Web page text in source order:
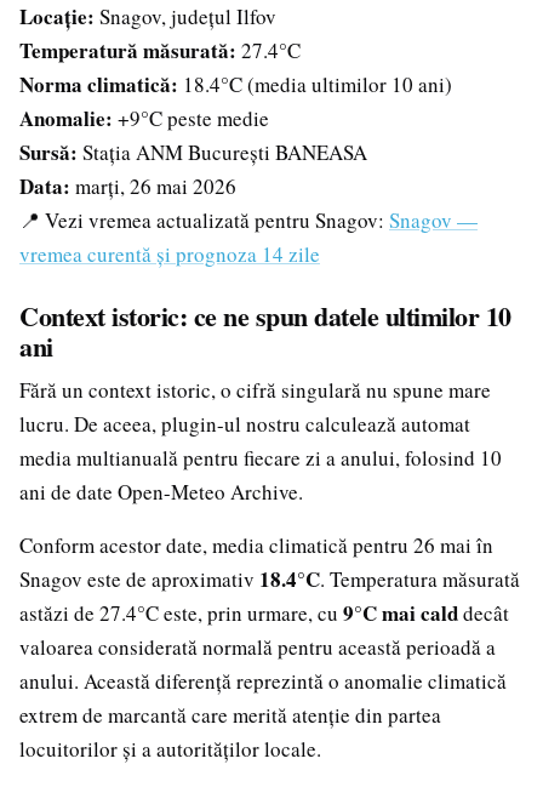
Locație: Snagov, județul Ilfov
Temperatură măsurată: 27.4°C
Norma climatică: 18.4°C (media ultimilor 10 ani)
Anomalie: +9°C peste medie
Sursă: Stația ANM București BANEASA
Data: marți, 26 mai 2026
📍 Vezi vremea actualizată pentru Snagov: Snagov —
vremea curentă și prognoza 14 zile
Context istoric: ce ne spun datele ultimilor 10
ani
Fără un context istoric, o cifră singulară nu spune mare
lucru. De aceea, plugin-ul nostru calculează automat
media multianuală pentru fiecare zi a anului, folosind 10
ani de date Open-Meteo Archive.
Conform acestor date, media climatică pentru 26 mai în
Snagov este de aproximativ 18.4°C. Temperatura măsurată
astăzi de 27.4°C este, prin urmare, cu 9°C mai calddecât
valoarea considerată normală pentru această perioadă a
anului. Această diferență reprezintă o anomalie climatică
extrem de marcantă care merită atenție din partea
locuitorilor și a autorităților locale.